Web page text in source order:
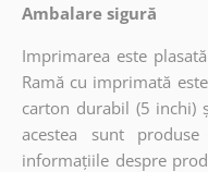
Ambalare sigură
Imprimarea este
Ramă cu imprimată
carton durabil (5 inchi)
acestea sunt
informațiile despre